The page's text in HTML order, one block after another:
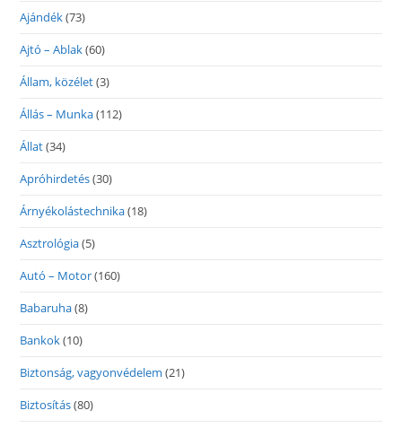
Ajándék(73)
Ajtó – Ablak(60)
Állam, közélet(3)
Állás – Munka(112)
Állat(34)
Apróhirdetés(30)
Árnyékolástechnika(18)
Asztrológia(5)
Autó – Motor(160)
Babaruha(8)
Bankok(10)
Biztonság, vagyonvédelem (21)
Biztosítás(80)